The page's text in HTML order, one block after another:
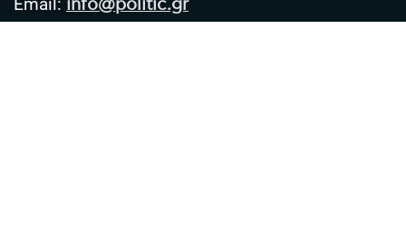
Email: info@politic.gr
Τηλ: